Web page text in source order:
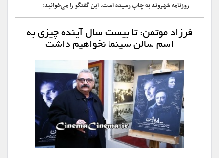
روزنامه شهروند به چاپ رسیده است. این گفتگو را می‌خوانید:
فرزاد موتمن: تا بیست سال آینده چیزی به
اسم سالن سینما نخواهیم داشت